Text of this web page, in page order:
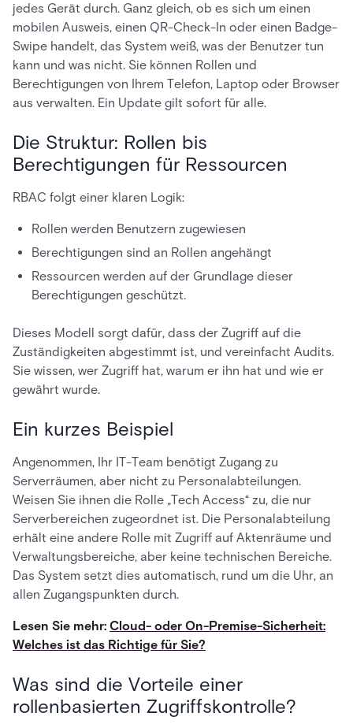
jedes Gerät durch. Ganz gleich, ob es sich um einen
mobilen Ausweis, einen QR-Check-In oder einen Badge-
Swipe handelt, das System weiß, was der Benutzer tun
kann und was nicht. Sie können Rollen und
Berechtigungen von Ihrem Telefon, Laptop oder Browser
aus verwalten. Ein Update gilt sofort für alle.
Die Struktur: Rollen bis
Berechtigungen für Ressourcen
RBAC folgt einer klaren Logik:
Rollen werden Benutzern zugewiesen
Berechtigungen sind an Rollen angehängt
Ressourcen werden auf der Grundlage dieser
Berechtigungen geschützt.
Dieses Modell sorgt dafür, dass der Zugriff auf die
Zuständigkeiten abgestimmt ist, und vereinfacht Audits.
Sie wissen, wer Zugriff hat, warum er ihn hat und wie er
gewährt wurde.
Ein kurzes Beispiel
Angenommen, Ihr IT-Team benötigt Zugang zu
Serverräumen, aber nicht zu Personalabteilungen.
Weisen Sie ihnen die Rolle „Tech Access“ zu, die nur
Serverbereichen zugeordnet ist. Die Personalabteilung
erhält eine andere Rolle mit Zugriff auf Aktenräume und
Verwaltungsbereiche, aber keine technischen Bereiche.
Das System setzt dies automatisch, rund um die Uhr, an
allen Zugangspunkten durch.
Lesen Sie mehr: Cloud- oder On-Premise-Sicherheit:
Welches ist das Richtige für Sie?
Was sind die Vorteile einer
rollenbasierten Zugriffskontrolle?